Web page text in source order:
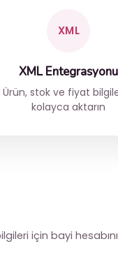
XML
XML Entegrasyonu
Ürün, stok ve fiyat
kolayca aktarın
için bayi